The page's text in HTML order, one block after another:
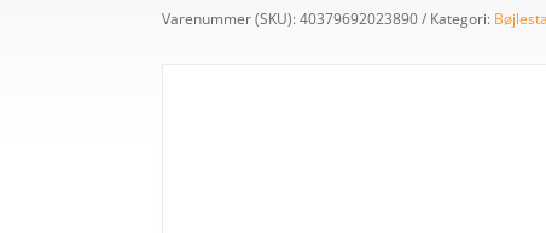
Varenummer (SKU):40379692023890 Kategori: